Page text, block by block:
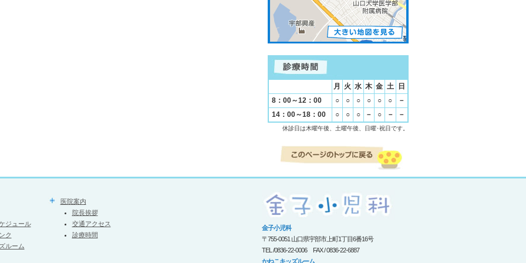
月 火 水 木 金 土
日
8：00～12：00
○ ○ ○ ○ ○ ○
－
14：00～18：00
○ ○ ○ － ○ － －
休診日は木曜午後、土曜午後、日曜･祝日です。
ジュール
ク
ルーム
医院案内
院長挨拶
交通アクセス
診療時間
金子小児科
〒755-0051 山口県宇部市上町1丁目6番16号
TEL /0836-22-0006 FAX / 0836-22-6887
かねこキッズルーム